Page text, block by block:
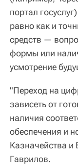
портал
равно как и
средств —
формы или
усмотрение
"Переход на
зависеть от
наличия
обеспечения и
Казначейства и
Гаврилов.